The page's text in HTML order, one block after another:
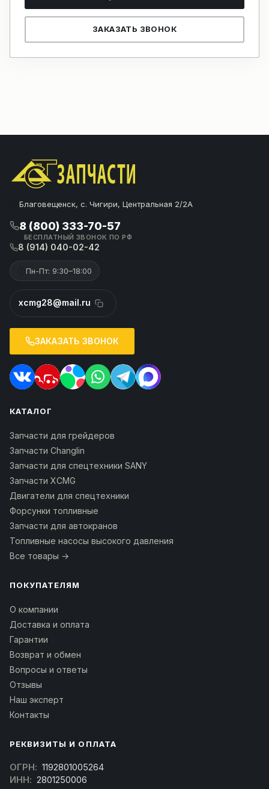
ЗАКАЗАТЬ ЗВОНОК
Благовещенск, с. Чигири, Центральная 2/2А
8 (800) 333-70-57
БЕСПЛАТНЫЙ ЗВОНОК ПО РФ
8 (914) 040-02-42
Пн-Пт: 9:30–18:00
xcmg28@mail.ru
ЗАКАЗАТЬ ЗВОНОК
КАТАЛОГ
Запчасти для грейдеров
Запчасти Changlin
Запчасти для спецтехники SANY
Запчасти XCMG
Двигатели для спецтехники
Форсунки топливные
Запчасти для автокранов
Топливные насосы высокого давления
Все товары →
ПОКУПАТЕЛЯМ
О компании
Доставка и оплата
Гарантии
Возврат и обмен
Вопросы и ответы
Отзывы
Наш эксперт
Контакты
РЕКВИЗИТЫ И ОПЛАТА
ОГРН: 1192801005264
ИНН: 2801250006